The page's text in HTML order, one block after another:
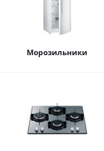
Морозильники